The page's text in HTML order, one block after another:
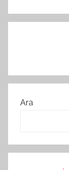
Ara